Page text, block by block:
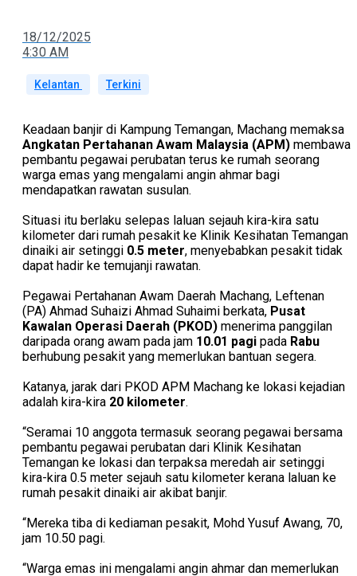
18/12/2025
4:30 AM
Kelantan Terkini
Keadaan banjir di Kampung Temangan, Machang memaksa
Angkatan Pertahanan Awam Malaysia (APM) membawa
pembantu pegawai perubatan terus ke rumah seorang
warga emas yang mengalami angin ahmar bagi
mendapatkan rawatan susulan.
Situasi itu berlaku selepas laluan sejauh kira-kira satu
kilometer dari rumah pesakit ke Klinik Kesihatan Temangan
dinaiki air setinggi 0.5 meter, menyebabkan pesakit tidak
dapat hadir ke temujanji rawatan.
Pegawai Pertahanan Awam Daerah Machang, Leftenan
(PA) Ahmad Suhaizi Ahmad Suhaimi berkata, Pusat
Kawalan Operasi Daerah (PKOD) menerima panggilan
daripada orang awam pada jam 10.01 pagi pada Rabu
berhubung pesakit yang memerlukan bantuan segera.
Katanya, jarak dari PKOD APM Machang ke lokasi kejadian
adalah kira-kira 20 kilometer.
“Seramai 10 anggota termasuk seorang pegawai bersama
pembantu pegawai perubatan dari Klinik Kesihatan
Temangan ke lokasi dan terpaksa meredah air setinggi
kira-kira 0.5 meter sejauh satu kilometer kerana laluan ke
rumah pesakit dinaiki air akibat banjir.
“Mereka tiba di kediaman pesakit, Mohd Yusuf Awang, 70,
jam 10.50 pagi.
“Warga emas ini mengalami angin ahmar dan memerlukan